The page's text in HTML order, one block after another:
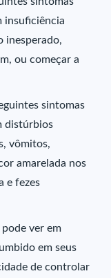
insuficiência
inesperado,
ou começar a
sintomas
distúrbios
vômitos,
amarelada nos
e fezes
ver em
em seus
de controlar